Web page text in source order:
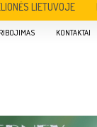
LIETUVOJE
KONTAKTAI